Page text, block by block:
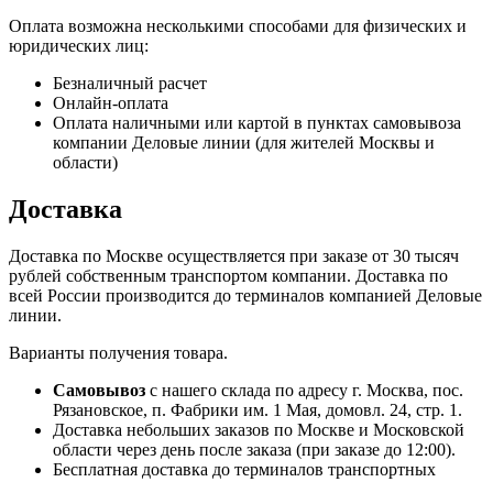
Оплата возможна несколькими способами для физических и
юридических лиц:
Безналичный расчет
Онлайн-оплата
Оплата наличными или картой в пунктах самовывоза
компании Деловые линии (для жителей Москвы и
области)
Доставка
Доставка по Москве осуществляется при заказе от 30 тысяч
рублей собственным транспортом компании. Доставка по
всей России производится до терминалов компанией Деловые
линии.
Варианты получения товара.
Самовывоз с нашего склада по адресу г. Москва, пос.
Рязановское, п. Фабрики им. 1 Мая, домовл. 24, стр. 1.
Доставка небольших заказов по Москве и Московской
области через день после заказа (при заказе до 12:00).
Бесплатная доставка до терминалов транспортных